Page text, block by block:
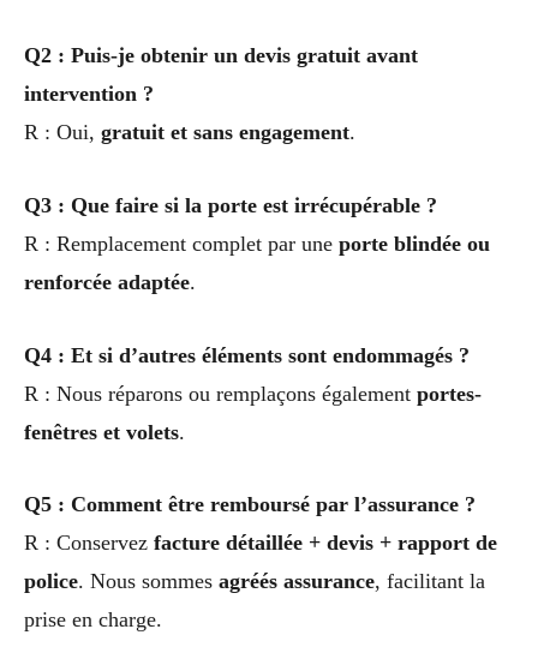
Q2 : Puis-je obtenir un devis gratuit avant
intervention ?
R : Oui, gratuit et sans engagement.
Q3 : Que faire si la porte est irrécupérable ?
R : Remplacement complet par une porte blindée ou
renforcée adaptée.
Q4 : Et si d’autres éléments sont endommagés ?
R : Nous réparons ou remplaçons également portes-
fenêtres et volets.
Q5 : Comment être remboursé par l’assurance ?
R : Conservez facture détaillée + devis + rapport de
police. Nous sommes agréés assurance, facilitant la
prise en charge.